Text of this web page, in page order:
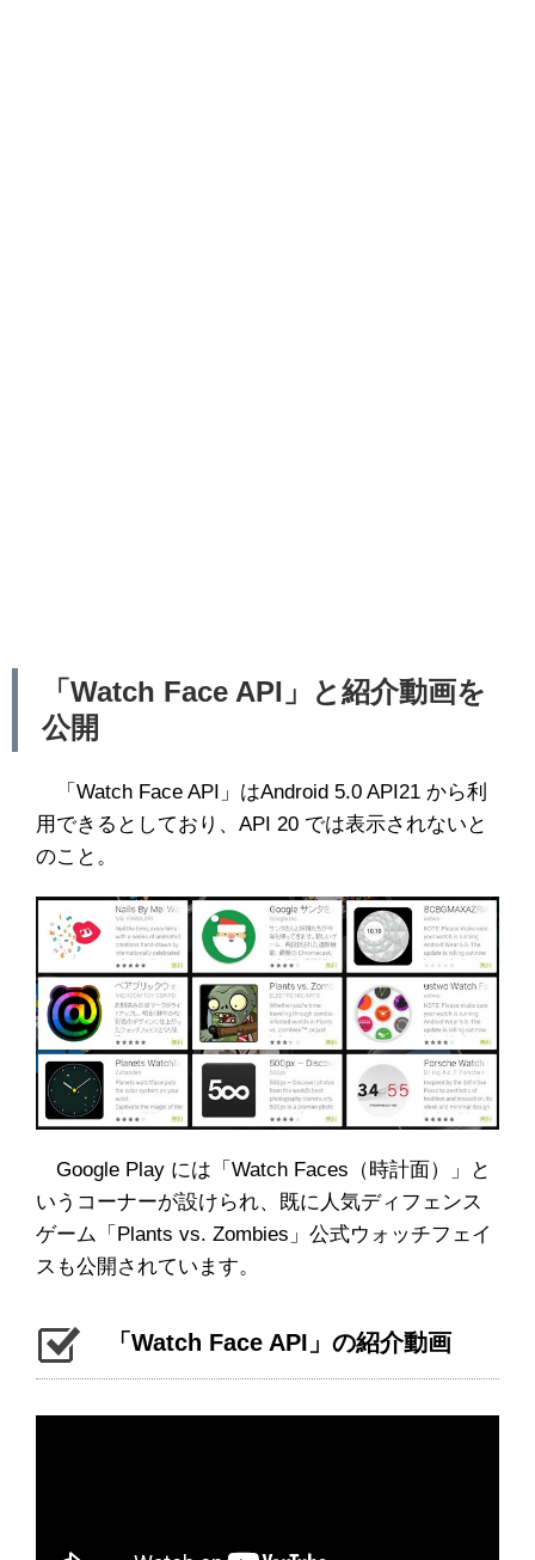
「Watch Face API」と紹介動画を
公開
「Watch Face API」はAndroid 5.0 API21 から利
用できるとしており、API 20 では表示されないと
のこと。
Google Play には「Watch Faces（時計面）」と
いうコーナーが設けられ、既に人気ディフェンス
ゲーム「Plants vs. Zombies」公式ウォッチフェイ
スも公開されています。
「Watch Face API」の紹介動画